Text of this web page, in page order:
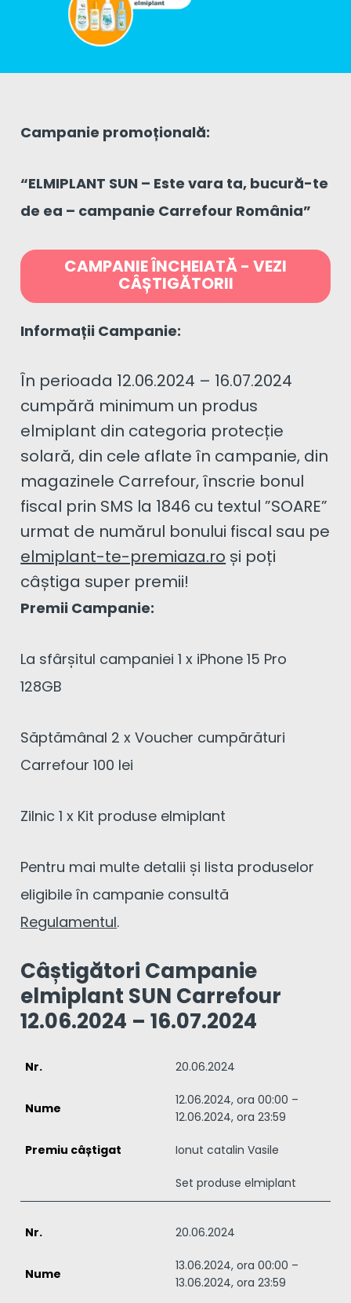
Campanie promoțională:
“ELMIPLANT SUN – Este vara ta, bucură-te
de ea – campanie Carrefour România”
CAMPANIE ÎNCHEIATĂ - VEZI
CÂȘTIGĂTORII
Informații Campanie:
În perioada 12.06.2024 – 16.07.2024
cumpără minimum un produs
elmiplant din categoria protecție
solară, din cele aflate în campanie, din
magazinele Carrefour, înscrie bonul
fiscal prin SMS la 1846 cu textul ”SOARE”
urmat de numărul bonului fiscal sau pe
elmiplant-te-premiaza.ro și poți
câștiga super premii!
Premii Campanie:
La sfârșitul campaniei 1 x iPhone 15 Pro
128GB
Săptămânal 2 x Voucher cumpărături
Carrefour 100 lei
Zilnic 1 x Kit produse elmiplant
Pentru mai multe detalii și lista produselor
eligibile în campanie consultă
Regulamentul .
Câștigători Campanie
elmiplant SUN Carrefour
12.06.2024 – 16.07.2024
20.06.2024
12.06.2024, ora 00:00 –
12.06.2024, ora 23:59
Ionut catalin Vasile
Set produse elmiplant
20.06.2024
13.06.2024, ora 00:00 –
13.06.2024, ora 23:59